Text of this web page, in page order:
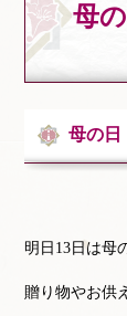
母
母の日
明日13日は母
贈り物やお供